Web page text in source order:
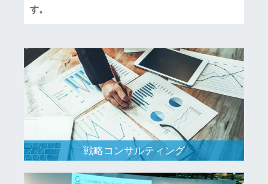
す。
戦略コンサルティング